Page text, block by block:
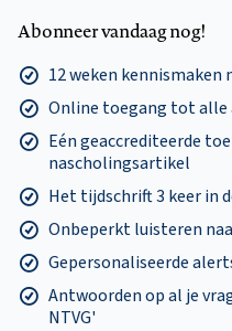
Abonneer vandaag nog!
12 weken kennismaken
Online toegang tot
Eén geaccrediteerde
nascholingsartikel
Het tijdschrift 3 keer in
Onbeperkt luisteren
Gepersonaliseerde
Antwoorden op al je
NTVG'